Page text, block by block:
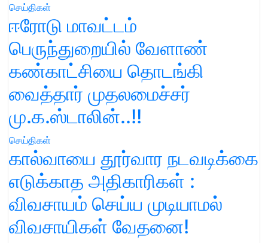
செய்திகள்
ஈரோடு மாவட்டம்
பெருந்துறையில் வேளாண்
கண்காட்சியை தொடங்கி
வைத்தார் முதலமைச்சர்
மு.க.ஸ்டாலின்..!!
செய்திகள்
கால்வாயை தூர்வார நடவடிக்கை
எடுக்காத அதிகாரிகள் :
விவசாயம் செய்ய முடியாமல்
விவசாயிகள் வேதனை!